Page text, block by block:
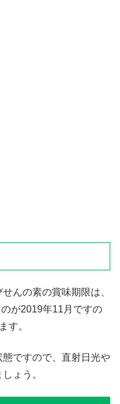
んの素の賞味期限は、
が2019年11月ですの
す。
ですので、直射日光や
ょう。